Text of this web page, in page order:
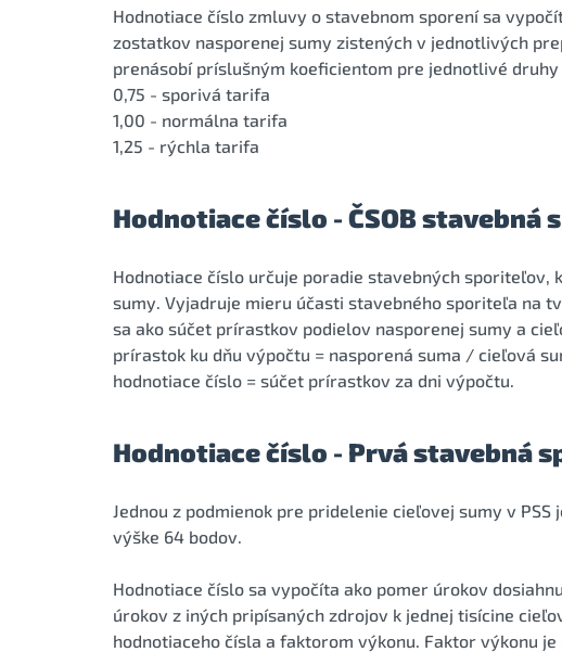
Hodnotiace číslo zmluvy o stavebnom sporení sa
zostatkov nasporenej sumy zistených v jednotlivých
prenásobí príslušným koeficientom pre jednotlivé
0,75 - sporivá tarifa
1,00 - normálna tarifa
1,25 - rýchla tarifa
Hodnotiace číslo - ČSOB stavebná
Hodnotiace číslo určuje poradie stavebných
sumy. Vyjadruje mieru účasti stavebného sporiteľa na
sa ako súčet prírastkov podielov nasporenej sumy a
prírastok ku dňu výpočtu = nasporená suma / cieľová
hodnotiace číslo = súčet prírastkov za dni výpočtu.
Hodnotiace číslo - Prvá stavebná
Jednou z podmienok pre pridelenie cieľovej sumy v
výške 64 bodov.
Hodnotiace číslo sa vypočíta ako pomer úrokov
úrokov z iných pripísaných zdrojov k jednej tisícine
hodnotiaceho čísla a faktorom výkonu. Faktor výkonu